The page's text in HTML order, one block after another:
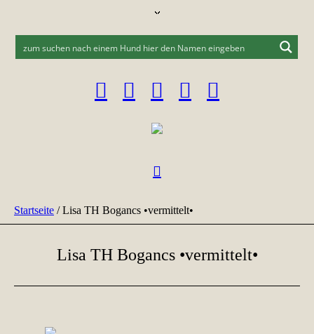
Startseite /Lisa TH Bogancs •vermittelt•
Lisa TH Bogancs •vermittelt•